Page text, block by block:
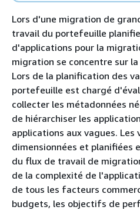
Lors d'une migration de
travail du portefeuille
d'applications pour la
migration se concentre sur
Lors de la planification des
portefeuille est chargé
collecter les métadonnées
de hiérarchiser les
applications aux vagues.
dimensionnées et planifiées
du flux de travail de
de la complexité de
de tous les facteurs
budgets, les objectifs de